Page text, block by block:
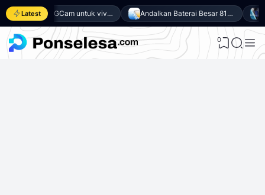
Latest Download GCam untuk vivo Y500 (GCam APK 9.6 & LMC 8.4) Andalkan Baterai Besar 8100mAh dan SoC Unisoc T7300, Ini dia 10 Keunggulan vivo Y500 4G
0